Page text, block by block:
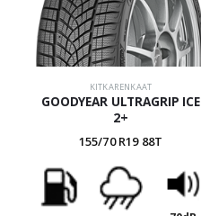
KITKARENKAAT
GOODYEAR ULTRAGRIP ICE
2+
155/70 R19 88T